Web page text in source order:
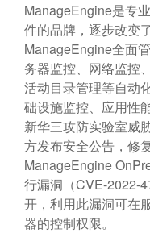
ManageEngine是专
件的品牌，逐步改变
ManageEngine全面
务器监控、网络监控
活动目录管理等自动
础设施监控、应用性
新华三攻防实验室威
方发布安全公告，修
ManageEngine
行漏洞（CVE-2022-
开，利用此漏洞可在
器的控制权限。